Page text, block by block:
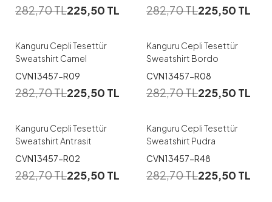
282,70TL225,50 TL 282,70TL225,50 TL
Kanguru Cepli Tesettür
Sweatshirt Camel
CVN13457-R09
282,70TL225,50 TL
Kanguru Cepli Tesettür
Sweatshirt Bordo
CVN13457-R08
282,70TL225,50 TL
Kanguru Cepli Tesettür
Sweatshirt Antrasit
CVN13457-R02
282,70TL225,50 TL
Kanguru Cepli Tesettür
Sweatshirt Pudra
CVN13457-R48
282,70TL225,50 TL